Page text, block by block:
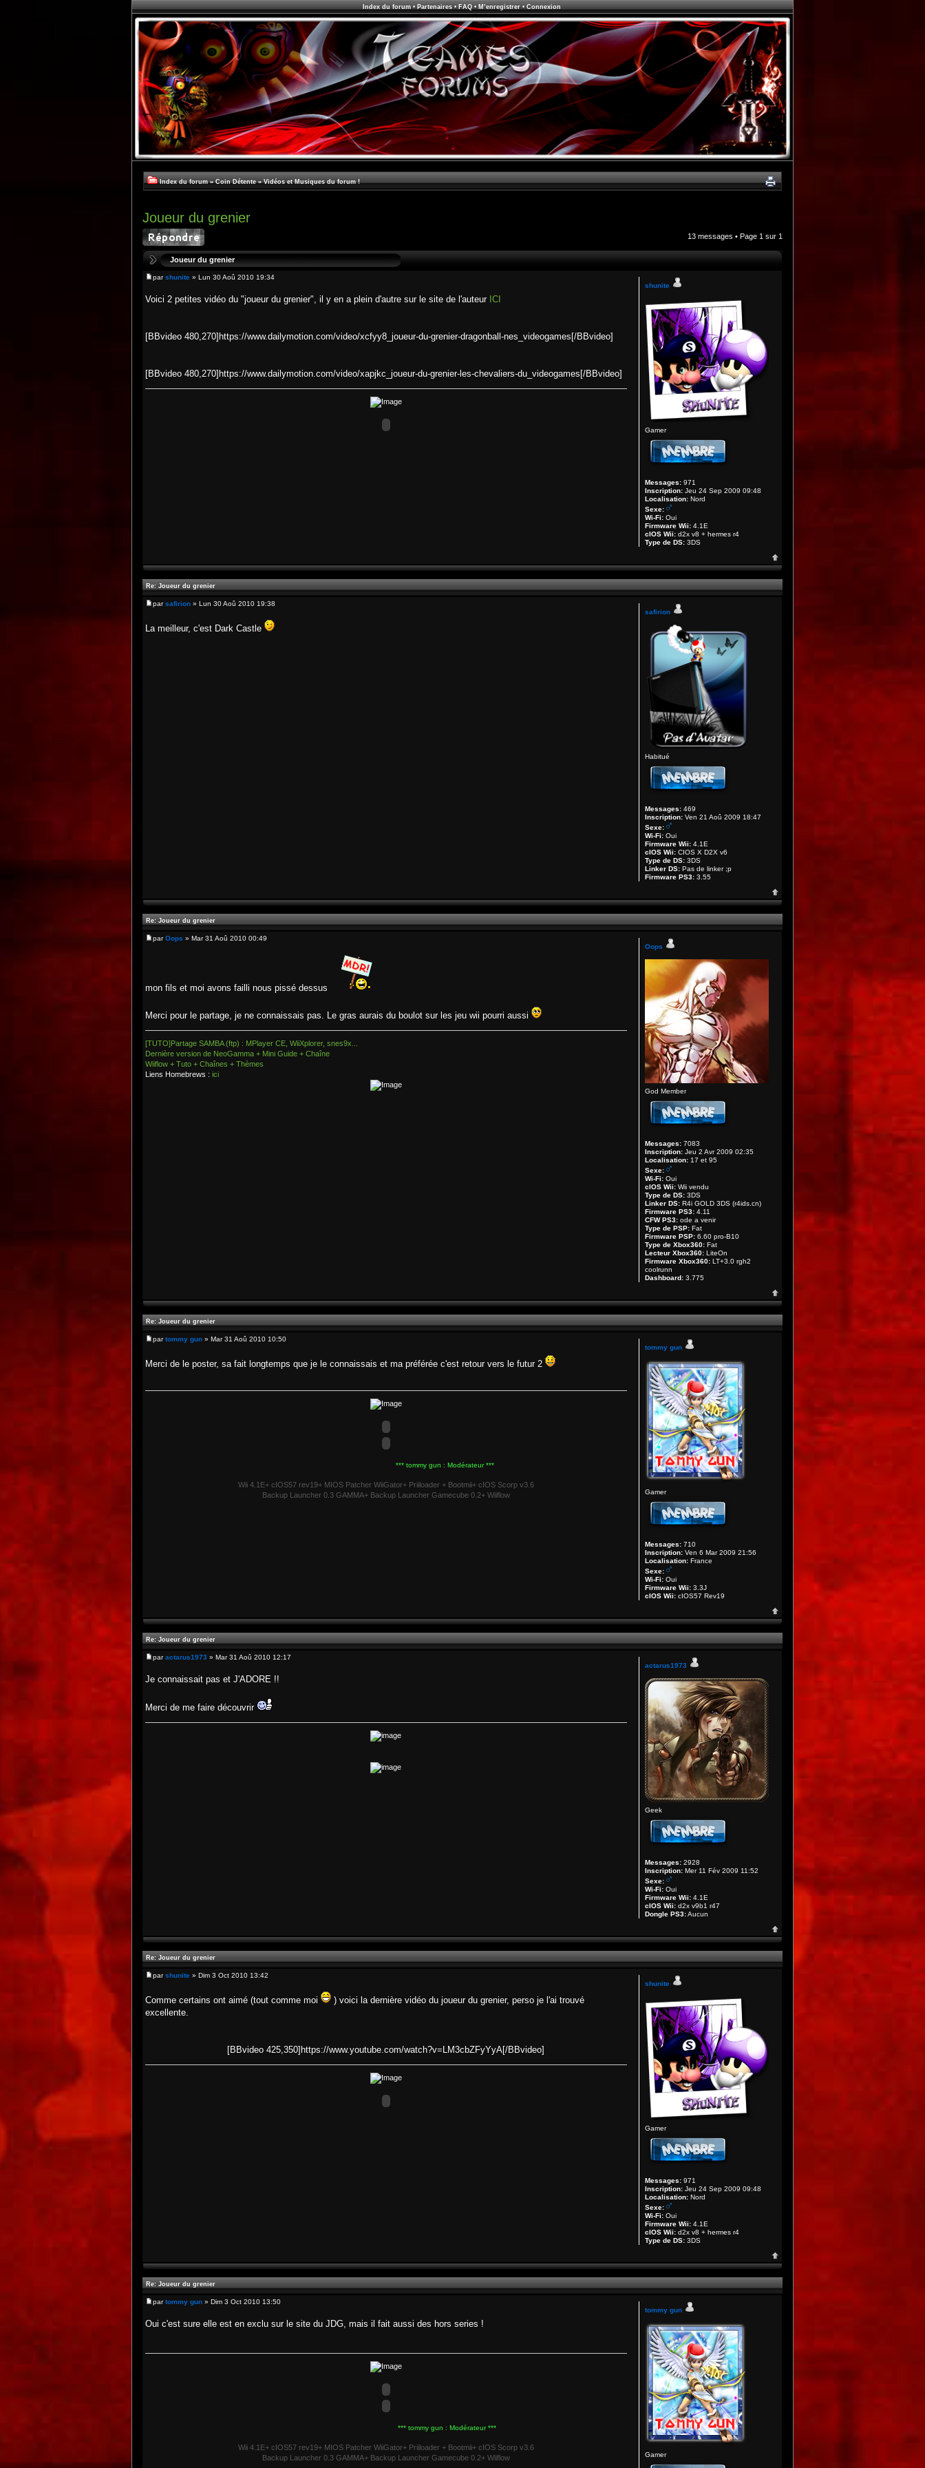
Index du forum• Partenaires• FAQ• M’enregistrer• Connexion
Index du forum » Coin Détente » Vidéos et Musiques du forum !
Joueur du grenier
13 messages • Page 1 sur 1
Joueur du grenier
parshunite » Lun 30 Aoû 2010 19:34
Voici 2 petites vidéo du "joueur du grenier", il y en a plein d'autre sur le site de l'auteur ICI
[BBvideo 480,270]https://www.dailymotion.com/video/xcfyy8_joueur-du-grenier-dragonball-nes_videogames[/BBvideo]
[BBvideo 480,270]https://www.dailymotion.com/video/xapjkc_joueur-du-grenier-les-chevaliers-du_videogames[/BBvideo]
shunite
Gamer
Messages: 971
Inscription: Jeu 24 Sep 2009 09:48
Localisation: Nord
Sexe:
Wi-Fi: Oui
Firmware Wii: 4.1E
cIOS Wii: d2x v8 + hermes r4
Type de DS: 3DS
Re: Joueur du grenier
parsafirion » Lun 30 Aoû 2010 19:38
La meilleur, c'est Dark Castle
safirion
Habitué
Messages: 469
Inscription: Ven 21 Aoû 2009 18:47
Sexe:
Wi-Fi: Oui
Firmware Wii: 4.1E
cIOS Wii: CIOS X D2X v6
Type de DS: 3DS
Linker DS: Pas de linker ;p
Firmware PS3: 3.55
Re: Joueur du grenier
parOops » Mar 31 Aoû 2010 00:49
mon fils et moi avons failli nous pissé dessus
Merci pour le partage, je ne connaissais pas. Le gras aurais du boulot sur les jeu wii pourri aussi
[TUTO]Partage SAMBA (ftp) : MPlayer CE, WiiXplorer, snes9x...
Dernière version de NeoGamma + Mini Guide + Chaîne
Wiiflow + Tuto + Chaînes + Thèmes
Liens Homebrews : ici
Oops
God Member
Messages: 7083
Inscription: Jeu 2 Avr 2009 02:35
Localisation: 17 et 95
Sexe:
Wi-Fi: Oui
cIOS Wii: Wii vendu
Type de DS: 3DS
Linker DS: R4i GOLD 3DS (r4ids.cn)
Firmware PS3: 4.11
CFW PS3: ode a venir
Type de PSP: Fat
Firmware PSP: 6.60 pro-B10
Type de Xbox360: Fat
Lecteur Xbox360: LiteOn
Firmware Xbox360: LT+3.0 rgh2
coolrunn
Dashboard: 3.775
Re: Joueur du grenier
partommy gun » Mar 31 Aoû 2010 10:50
Merci de le poster, sa fait longtemps que je le connaissais et ma préférée c'est retour vers le futur 2
*** tommy gun : Modérateur ***
Wii 4.1E+ cIOS57 rev19+ MIOS Patcher WiiGator+ Priiloader + Bootmii+ cIOS Scorp v3.6
Backup Launcher 0.3 GAMMA+ Backup Launcher Gamecube 0.2+ Wiiflow
tommy gun
Gamer
Messages: 710
Inscription: Ven 6 Mar 2009 21:56
Localisation: France
Sexe:
Wi-Fi: Oui
Firmware Wii: 3.3J
cIOS Wii: cIOS57 Rev19
Re: Joueur du grenier
paractarus1973 » Mar 31 Aoû 2010 12:17
Je connaissait pas et J'ADORE !!
Merci de me faire découvrir
actarus1973
Geek
Messages: 2928
Inscription: Mer 11 Fév 2009 11:52
Sexe:
Wi-Fi: Oui
Firmware Wii: 4.1E
cIOS Wii: d2x v9b1 r47
Dongle PS3:Aucun
Re: Joueur du grenier
parshunite » Dim 3 Oct 2010 13:42
Comme certains ont aimé (tout comme moi
) voici la dernière vidéo du joueur du grenier, perso je l'ai trouvé
excellente.
[BBvideo 425,350]https://www.youtube.com/watch?v=LM3cbZFyYyA[/BBvideo]
shunite
Gamer
Messages: 971
Inscription: Jeu 24 Sep 2009 09:48
Localisation: Nord
Sexe:
Wi-Fi: Oui
Firmware Wii: 4.1E
cIOS Wii: d2x v8 + hermes r4
Type de DS: 3DS
Re: Joueur du grenier
partommy gun » Dim 3 Oct 2010 13:50
Oui c'est sure elle est en exclu sur le site du JDG, mais il fait aussi des hors series !
*** tommy gun : Modérateur ***
Wii 4.1E+ cIOS57 rev19+ MIOS Patcher WiiGator+ Priiloader + Bootmii+ cIOS Scorp v3.6
Backup Launcher 0.3 GAMMA+ Backup Launcher Gamecube 0.2+ Wiiflow
tommy gun
Gamer